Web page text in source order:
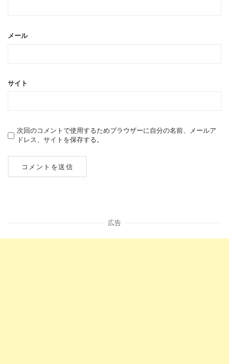
メール
サイト
次回のコメントで使用するためブラウザーに自分の名前、メールア
ドレス、サイトを保存する。
広告